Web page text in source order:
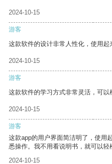
2024-10-15
游客
这款软件的设计非常人性化，使用起
2024-10-15
游客
这款软件的学习方式非常灵活，可以
2024-10-15
游客
这款app的用户界面简洁明了，使用
悉操作。我不用看说明书，就可以轻
2024-10-15